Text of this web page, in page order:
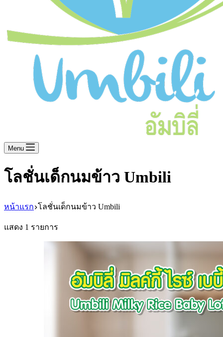
Menu
โลชั่นเด็กนมข้าว Umbili
หน้าแรก โลชั่นเด็กนมข้าว Umbili
แสดง 1 รายการ